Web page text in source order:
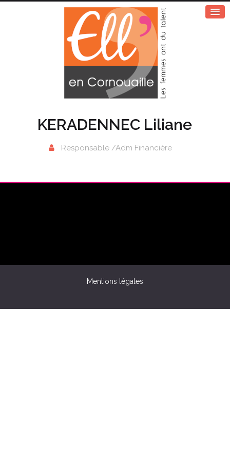
KERADENNEC Liliane
Responsable /Adm Financière
Mentions légales